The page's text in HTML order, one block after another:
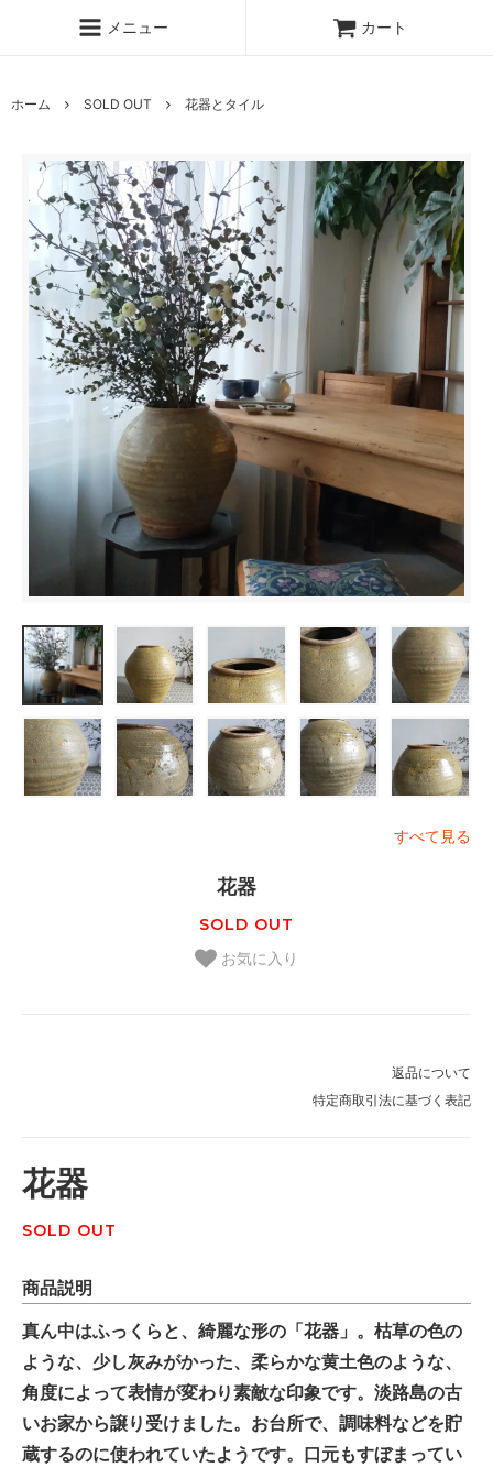
メニュー カート
ホーム SOLD OUT 花器とタイル
すべて見る
花器
SOLD OUT
お気に入り
返品について
特定商取引法に基づく表記
花器
SOLD OUT
商品説明
真ん中はふっくらと、綺麗な形の「花器」。枯草の色の
ような、少し灰みがかった、柔らかな黄土色のような、
角度によって表情が変わり素敵な印象です。淡路島の古
いお家から譲り受けました。お台所で、調味料などを貯
蔵するのに使われていたようです。口元もすぼまってい